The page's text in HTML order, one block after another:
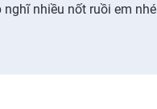
nhiều nốt ruồi em nhé